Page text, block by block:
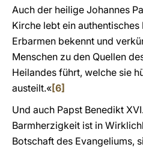
Auch der heilige Johannes
Kirche lebt ein authentisches
Erbarmen bekennt und
Menschen zu den Quellen
Heilandes führt, welche sie
austeilt.«[6]
Und auch Papst Benedikt
Barmherzigkeit ist in
Botschaft des Evangeliums,